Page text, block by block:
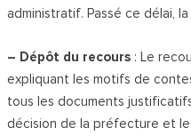
administratif. Passé ce délai,
– Dépôt du recours : Le
expliquant les motifs de
tous les documents
décision de la préfecture et